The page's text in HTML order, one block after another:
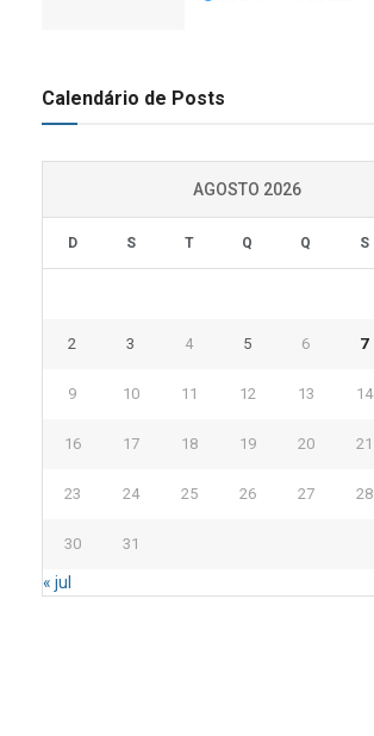
Calendário de Posts
AGOSTO 2026
D S T Q Q S
2 3 4 5 6 7
9 10 11 12 13 14
16 17 18 19 20 21
23 24 25 26 27 28
30 31
« jul